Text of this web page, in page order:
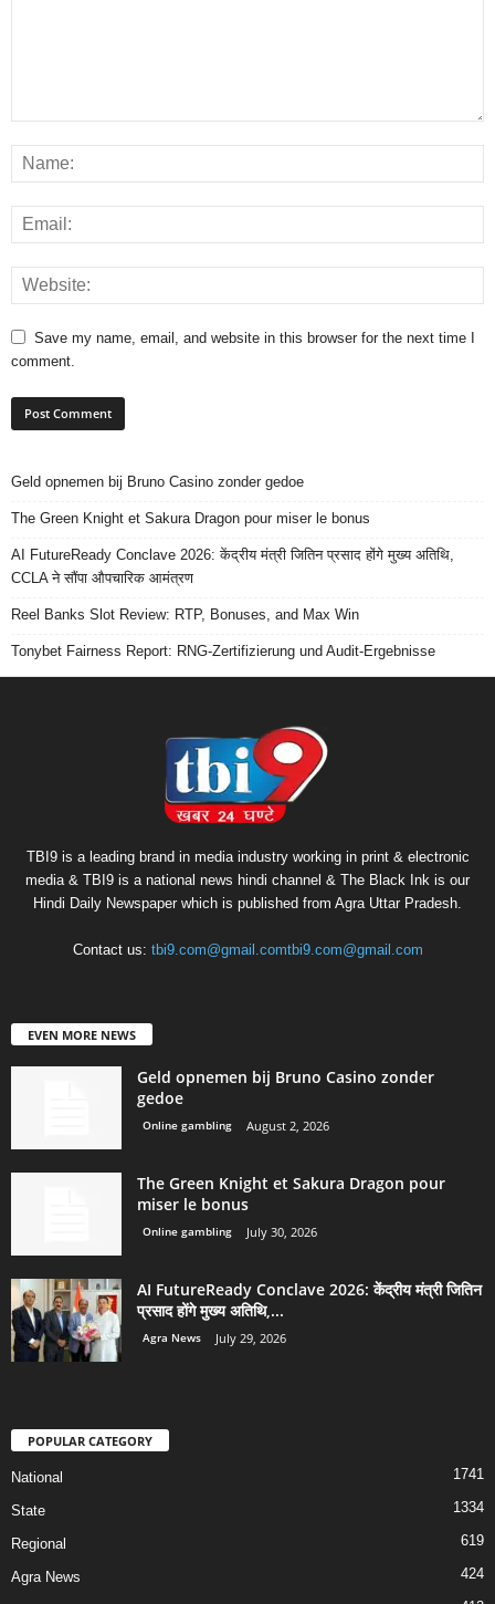
Save my name, email, and website in this browser for the next time I
comment.
Geld opnemen bij Bruno Casino zonder gedoe
The Green Knight et Sakura Dragon pour miser le bonus
AI FutureReady Conclave 2026: केंद्रीय मंत्री जितिन प्रसाद होंगे मुख्य अतिथि,
CCLA ने सौंपा औपचारिक आमंत्रण
Reel Banks Slot Review: RTP, Bonuses, and Max Win
Tonybet Fairness Report: RNG-Zertifizierung und Audit-Ergebnisse
TBI9 is a leading brand in media industry working in print & electronic
media & TBI9 is a national news hindi channel & The Black Ink is our
Hindi Daily Newspaper which is published from Agra Uttar Pradesh.
Contact us: tbi9.com@gmail.comtbi9.com@gmail.com
EVEN MORE NEWS
Geld opnemen bij Bruno Casino zonder
gedoe
Online gambling August 2, 2026
The Green Knight et Sakura Dragon pour
miser le bonus
Online gambling July 30, 2026
AI FutureReady Conclave 2026: केंद्रीय मंत्री जितिन
प्रसाद होंगे मुख्य अतिथि,...
Agra News July 29, 2026
POPULAR CATEGORY
National 1741
State 1334
Regional 619
Agra News 424